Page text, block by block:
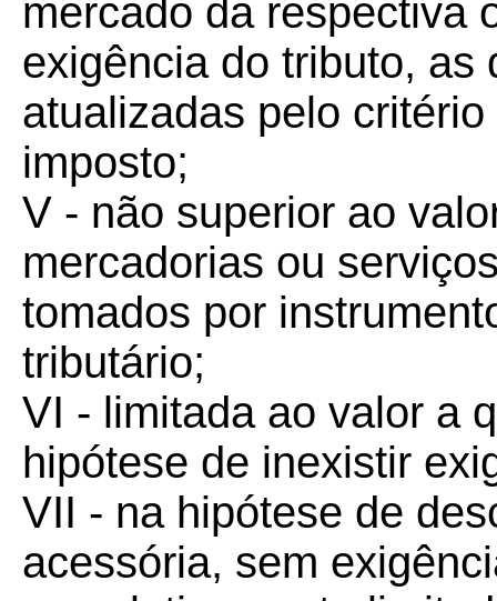
mercado da respectiva
exigência do tributo, as
atualizadas pelo
imposto;
V - não superior ao
mercadorias ou
tomados por
tributário;
VI - limitada ao valor a
hipótese de inexistir
VII - na hipótese de
acessória, sem